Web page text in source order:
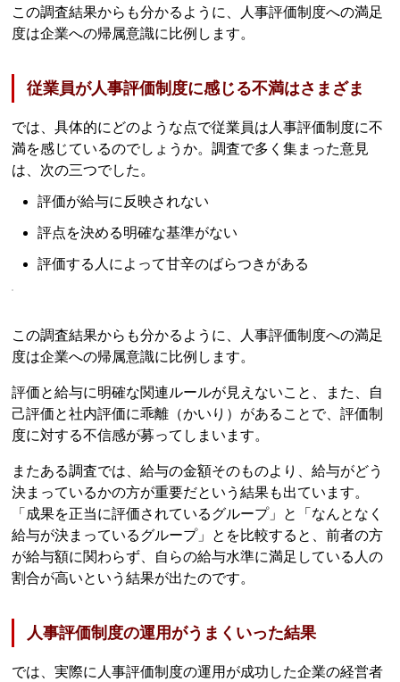
この調査結果からも分かるように、人事評価制度への満足
度は企業への帰属意識に比例します。
従業員が人事評価制度に感じる不満はさまざま
では、具体的にどのような点で従業員は人事評価制度に不
満を感じているのでしょうか。調査で多く集まった意見
は、次の三つでした。
評価が給与に反映されない
評点を決める明確な基準がない
評価する人によって甘辛のばらつきがある
この調査結果からも分かるように、人事評価制度への満足
度は企業への帰属意識に比例します。
評価と給与に明確な関連ルールが見えないこと、また、自
己評価と社内評価に乖離（かいり）があることで、評価制
度に対する不信感が募ってしまいます。
またある調査では、給与の金額そのものより、給与がどう
決まっているかの方が重要だという結果も出ています。
「成果を正当に評価されているグループ」と「なんとなく
給与が決まっているグループ」とを比較すると、前者の方
が給与額に関わらず、自らの給与水準に満足している人の
割合が高いという結果が出たのです。
人事評価制度の運用がうまくいった結果
では、実際に人事評価制度の運用が成功した企業の経営者